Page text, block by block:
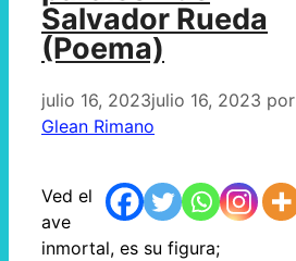
Salvador Rueda
(Poema)
julio 16, 2023julio 16, 2023 por
Glean Rimano
Ved el
ave
inmortal, es su figura;